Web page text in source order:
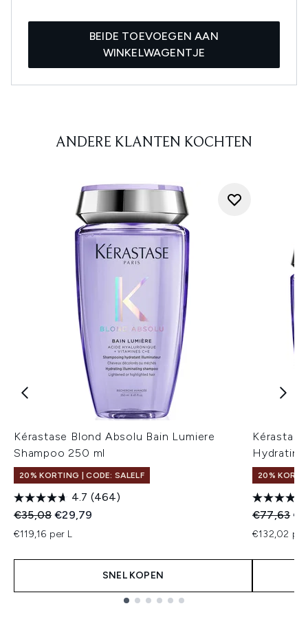
BEIDE TOEVOEGEN AAN
WINKELWAGENTJE
ANDERE KLANTEN KOCHTEN
Kérastase Blond Absolu Bain Lumiere
Shampoo 250 ml
20% KORTING | CODE: SALELF
4.7 (464)
Recommended Retail Price:
€35,08Huidige prijs:
€29,79
€119,16 per L
SNEL KOPEN
20%
€77,63
€132,02